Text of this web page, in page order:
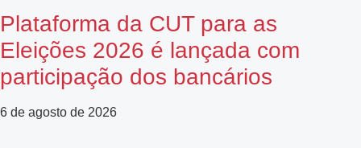
Plataforma da CUT para as
Eleições 2026 é lançada com
participação dos bancários
6 de agosto de 2026